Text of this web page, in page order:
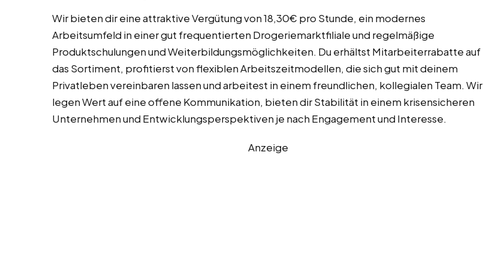
Wir bieten dir eine attraktive Vergütung von 18,30€ pro Stunde, ein modernes
Arbeitsumfeld in einer gut frequentierten Drogeriemarktfiliale und regelmäßige
Produktschulungen und Weiterbildungsmöglichkeiten. Du erhältst Mitarbeiterrabatte auf
das Sortiment, profitierst von flexiblen Arbeitszeitmodellen, die sich gut mit deinem
Privatleben vereinbaren lassen und arbeitest in einem freundlichen, kollegialen Team. Wir
legen Wert auf eine offene Kommunikation, bieten dir Stabilität in einem krisensicheren
Unternehmen und Entwicklungsperspektiven je nach Engagement und Interesse.
Anzeige